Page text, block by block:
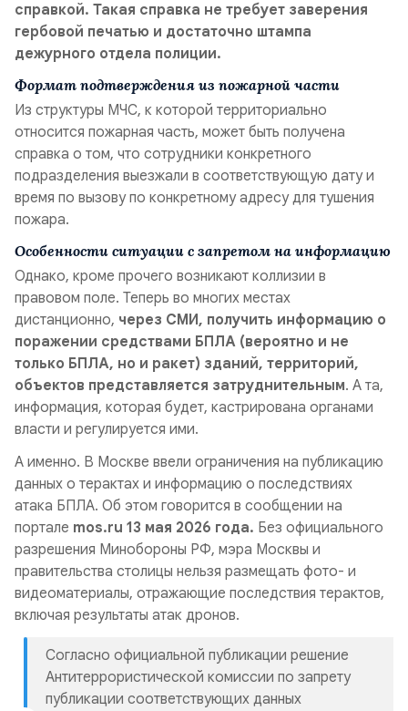
справкой. Такая справка не требует заверения
гербовой печатью и достаточно штампа
дежурного отдела полиции.
Формат подтверждения из пожарной части
Из структуры МЧС, к которой территориально
относится пожарная часть, может быть получена
справка о том, что сотрудники конкретного
подразделения выезжали в соответствующую дату и
время по вызову по конкретному адресу для тушения
пожара.
Особенности ситуации с запретом на информацию
Однако, кроме прочего возникают коллизии в
правовом поле. Теперь во многих местах
дистанционно, через СМИ, получить информацию о
поражении средствами БПЛА (вероятно и не
только БПЛА, но и ракет) зданий, территорий,
объектов представляется затруднительным. А та,
информация, которая будет, кастрирована органами
власти и регулируется ими.
А именно. В Москве ввели ограничения на публикацию
данных о терактах и информацию о последствиях
атака БПЛА. Об этом говорится в сообщении на
портале mos.ru 13 мая 2026 года. Без официального
разрешения Минобороны РФ, мэра Москвы и
правительства столицы нельзя размещать фото- и
видеоматериалы, отражающие последствия терактов,
включая результаты атак дронов.
Согласно официальной публикации решение
Антитеррористической комиссии по запрету
публикации соответствующих данных